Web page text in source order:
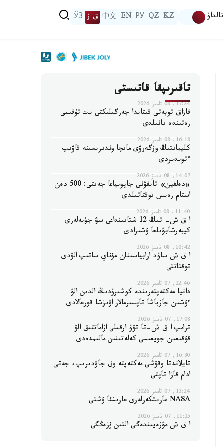
تالداۋ KZ
QZ
РУ
EN
中文 ق ز ЎЗ
تاقىرىپقا قاتىستى
17:24, 08 تامىز 2026
قازاق توبەتى قىتايدا جەرگىلىكتى يت تۇقىمى
رەتىندە تانىلدى
16:18, 08 تامىز 2026
كليماتتىڭ وزگەرۋى ماتچا وندىرىسىنە قاۋىپ
ءتوندىردى
14:07, 08 تامىز 2026
«دەلفين» تايفۋنى جاپونياعا جەتتى: 500 دەن
استام رەيس توقتاتىلدى
11:40, 08 تامىز 2026
ا ق ش- تىڭ 12 شتاتىنداعى سۋ جۇيەلەرى
كيبەرشابۋىلعا ۇشىرادى
10:42, 08 تامىز 2026
ا ق ش ساۋد ارابياسىنان مۇناي ساتىپ الۋدى
توقتاتتى
22:46, 07 تامىز 2026
دانيا مەكتەپتەرىندە كوشىرۋدىڭ الدىن الۋ
ءۇشىن جازباشا تاپسىرمالار اۋىزشا قورعالادى
17:08, 07 تامىز 2026
ترامپ ا ق ش-تا تۋۋ ارقىلى ازاماتتىق الۋ
قۇقىعىن جويعىسى كەلەتىنىن مالىمدەدى
16:30, 07 تامىز 2026
تايلاندتا وقۋشى مەكتەپتە وق جاۋدىرىپ، جەتى
ادام قازا تاپتى
13:24, 07 تامىز 2026
NASA عارىشكەرلەرى عارىشقا ۇشتى
11:25, 07 تامىز 2026
ا ق ش مۋزەيىندەگى التىن ۇزەڭگى